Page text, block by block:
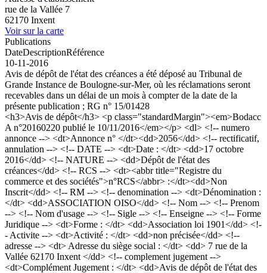
rue de la Vallée 7
62170 Inxent
Voir sur la carte
Publications
DateDescriptionRéférence
10-11-2016
Avis de dépôt de l'état des créances a été déposé au Tribunal de
Grande Instance de Boulogne-sur-Mer, où les réclamations seront
recevables dans un délai de un mois à compter de la date de la
présente publication ; RG n° 15/01428
<h3>Avis de dépôt</h3> <p class="standardMargin"><em>Bodacc
A n°20160220 publié le 10/11/2016</em></p> <dl> <!-- numero
annonce --> <dt>Annonce n° </dt><dd>2056</dd> <!-- rectificatif,
annulation --> <!-- DATE --> <dt>Date : </dt> <dd>17 octobre
2016</dd> <!-- NATURE --> <dd>Dépôt de l'état des
créances</dd> <!-- RCS --> <dt><abbr title="Registre du
commerce et des sociétés">n°RCS</abbr> :</dt><dd>Non
Inscrit</dd> <!-- RM --> <!-- denomination --> <dt>Dénomination :
</dt> <dd>ASSOCIATION OISO</dd> <!-- Nom --> <!-- Prenom
--> <!-- Nom d'usage --> <!-- Sigle --> <!-- Enseigne --> <!-- Forme
Juridique --> <dt>Forme : </dt> <dd>Association loi 1901</dd> <!-
- Activite --> <dt>Activité : </dt> <dd>non précisée</dd> <!--
adresse --> <dt> Adresse du siège social : </dt> <dd> 7 rue de la
Vallée 62170 Inxent </dd> <!-- complement jugement -->
<dt>Complément Jugement : </dt> <dd>Avis de dépôt de l'état des